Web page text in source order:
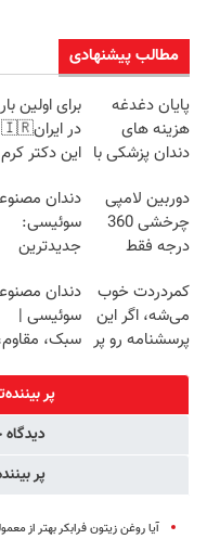
مطالب پیشنهادی
پایان دغدغه
هزینه های
دندان پزشکی با
کننده خانگی
برای اولین بار
در ایران🇮🇷
این دکتر کرم
روزه ساخت!
دوربین لامپی
چرخشی 360
درجه فقط
🔥 پرداخت
درب منزل
دندان
سوئیسی:
جدیدترین
سبک و
پرداخت
کمردردت خوب
می‌شه، اگر این
پرسشنامه رو پر
دندان
سوئیسی |
سبک،
اقساطی😍
پر
دیدگاه
پر
آیا روغن زیتون فرابکر بهتر از